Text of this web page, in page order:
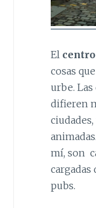
El
cosas
urbe.
difieren
mí, son
pubs.